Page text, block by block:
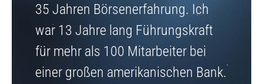
35 Jahren Börsenerfahrung. Ich
war 13 Jahre lang Führungskraft
für mehr als 100 Mitarbeiter bei
einer großen amerikanischen Bank.